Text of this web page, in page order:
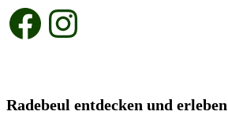
Facebook Instagram
Radebeul entdecken und erleben